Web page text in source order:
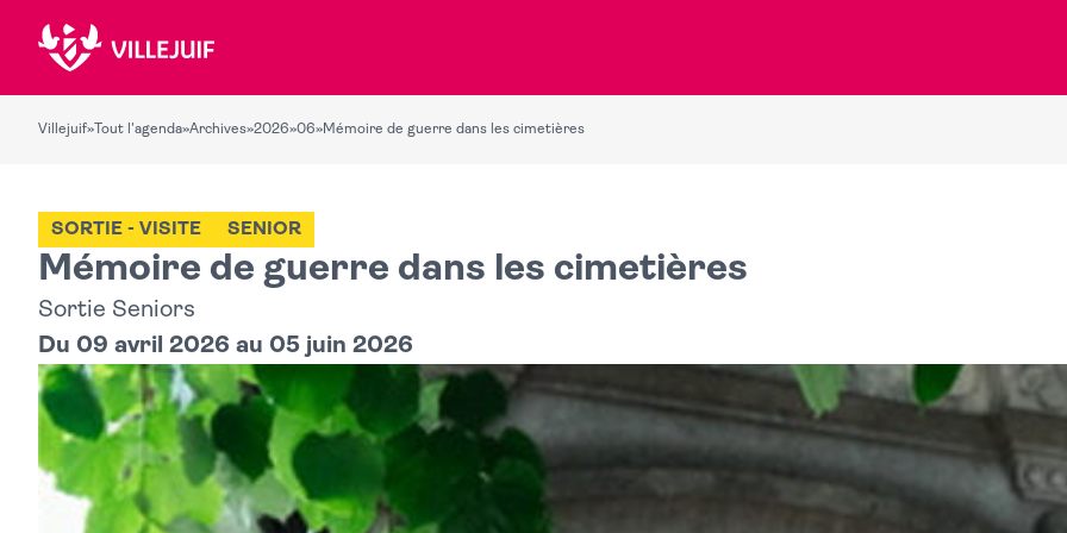
Villejuif» Tout l'agenda»Archives»2026»06»Mémoire de guerre dans les cimetières
Mémoire de guerre dans les cimetières
SORTIE - VISITE SENIOR
Sortie Seniors
Du 09 avril 2026 au 05 juin 2026